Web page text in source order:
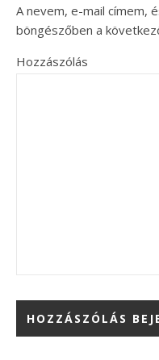
A nevem, e-mail címem,
böngészőben a
Hozzászólás